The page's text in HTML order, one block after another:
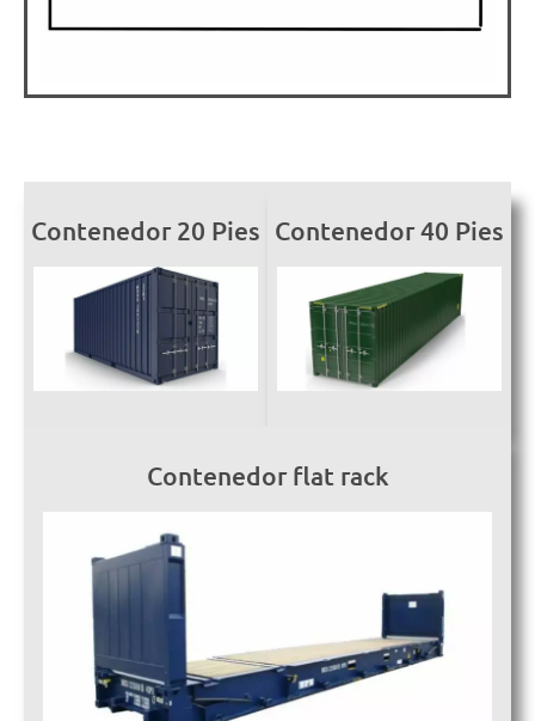
Contenedor 20 Pies Contenedor 40 Pies
Contenedor flat rack